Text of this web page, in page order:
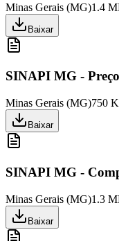
Minas Gerais (MG)1.4
Baixar
SINAPI MG -
Minas Gerais (MG)750
Baixar
SINAPI MG -
Minas Gerais (MG)1.3
Baixar